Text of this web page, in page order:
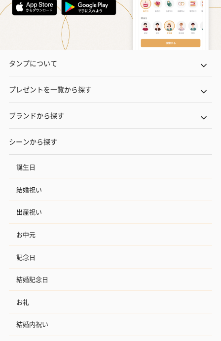
タンプについて
プレゼントを一覧から探す
ブランドから探す
シーンから探す
誕生日
結婚祝い
出産祝い
お中元
記念日
結婚記念日
お礼
結婚内祝い